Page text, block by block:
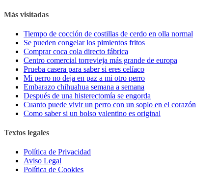
Más visitadas
Tiempo de cocción de costillas de cerdo en olla normal
Se pueden congelar los pimientos fritos
Comprar coca cola directo fábrica
Centro comercial torrevieja más grande de europa
Prueba casera para saber si eres celíaco
Mi perro no deja en paz a mi otro perro
Embarazo chihuahua semana a semana
Después de una histerectomía se engorda
Cuanto puede vivir un perro con un soplo en el corazón
Como saber si un bolso valentino es original
Textos legales
Política de Privacidad
Aviso Legal
Política de Cookies